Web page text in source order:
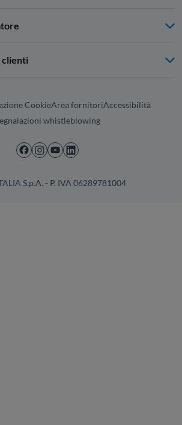
clienti
CookieArea fornitoriAccessibilità
whistleblowing
S.p.A. - P. IVA 06289781004